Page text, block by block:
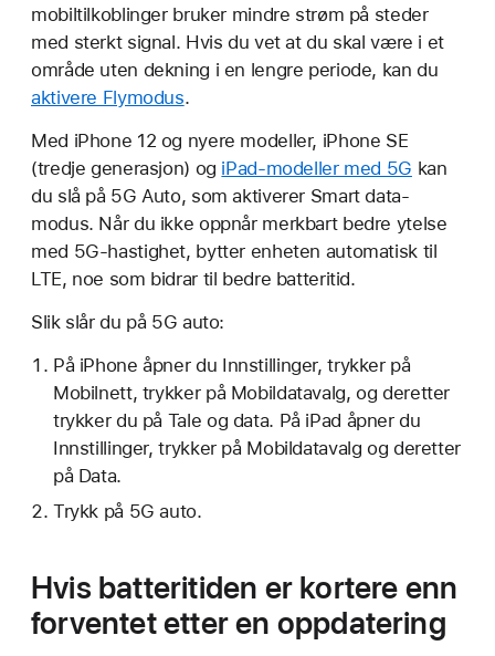
mobiltilkoblinger bruker mindre strøm på steder
med sterkt signal. Hvis du vet at du skal være i et
område uten dekning i en lengre periode, kan du
aktivere Flymodus.
Med iPhone 12 og nyere modeller, iPhone SE
(tredje generasjon) og iPad-modeller med 5G kan
du slå på 5G Auto, som aktiverer Smart data-
modus. Når du ikke oppnår merkbart bedre ytelse
med 5G-hastighet, bytter enheten automatisk til
LTE, noe som bidrar til bedre batteritid.
Slik slår du på 5G auto:
På iPhone åpner du Innstillinger, trykker på
Mobilnett, trykker på Mobildatavalg, og deretter
trykker du på Tale og data. På iPad åpner du
Innstillinger, trykker på Mobildatavalg og deretter
på Data.
Trykk på 5G auto.
Hvis batteritiden er kortere enn
forventet etter en oppdatering